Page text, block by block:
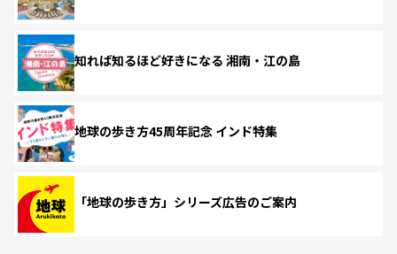
知れば知るほど好きになる 湘南・江の島
地球の歩き方45周年記念 インド特集
「地球の歩き方」シリーズ広告のご案内